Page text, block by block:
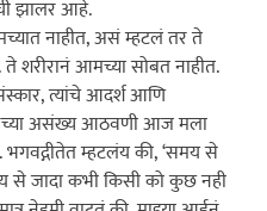
झालर आहे.
नाहीत, असं म्हटलं तर ते
शरीरानं आमच्या सोबत नाहीत.
त्यांचे आदर्श आणि
असंख्य आठवणी आज मला
म्हटलंय की, ‘समय से
से जादा कभी किसी को कुछ नही